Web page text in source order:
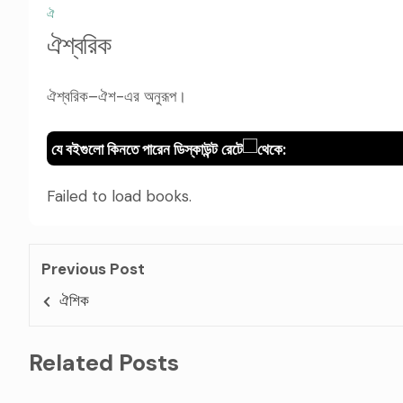
ঐ
ঐশ্বরিক
ঐশ্বরিক–ঐশ-এর অনুরূপ।
যে বইগুলো কিনতে পারেন ডিস্কাউন্ট রেটে থেকে:
Failed to load books.
Previous Post
ঐশিক
Related Posts